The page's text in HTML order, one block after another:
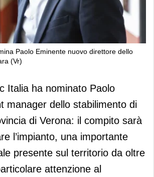
Paolo Eminente nuovo direttore dello
(Vr)
nomina Paolo
direttore dello
di Nogara (Vr)
Italia ha nominato Paolo
manager dello stabilimento di
di Verona: il compito sarà
l’impianto, una importante
presente sul territorio da oltre
attenzione al